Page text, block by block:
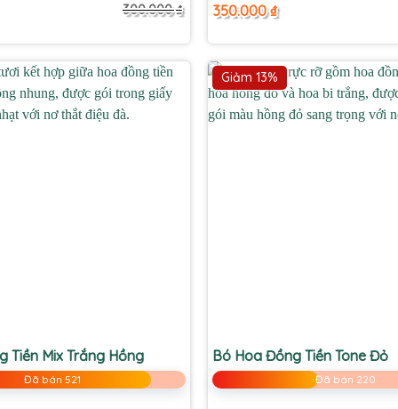
300.000₫Giá
là:
Giá
tại
180.000 ₫.
350.000₫
Tiền Mix Trắng Hồng
Đã bán 521
Giảm 13%
Bó Hoa Đồng Tiền Tone Đỏ
Đã bán 220